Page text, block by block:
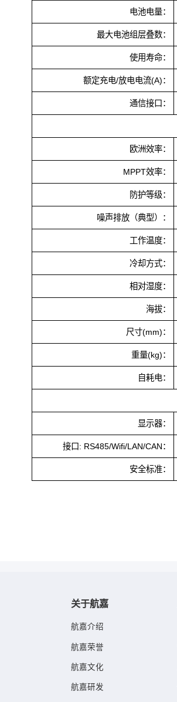
电池电量：
最大电池组层叠数：
使用寿命：
额定充电/放电电流(A)：
通信接口：
欧洲效率：
MPPT效率：
防护等级：
噪声排放（典型）：
工作温度：
冷却方式：
相对湿度：
海拔：
尺寸(mm)：
重量(kg)：
自耗电：
显示器：
接口: RS485/Wifi/LAN/CAN：
安全标准：
关于航嘉
航嘉介绍
航嘉荣誉
航嘉文化
航嘉研发